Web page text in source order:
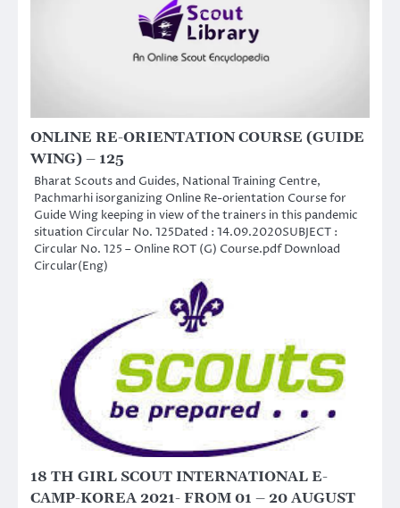
ONLINE RE-ORIENTATION COURSE (GUIDE
WING) – 125
Bharat Scouts and Guides, National Training Centre,
Pachmarhi isorganizing Online Re-orientation Course for
Guide Wing keeping in view of the trainers in this pandemic
situation Circular No. 125Dated : 14.09.2020SUBJECT :
Circular No. 125 – Online ROT (G) Course.pdf Download
Circular(Eng)
18 TH GIRL SCOUT INTERNATIONAL E-
CAMP-KOREA 2021- FROM 01 – 20 AUGUST